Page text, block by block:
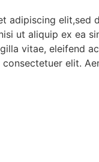
adipiscing elit,sed
ut aliquip ex ea
vitae, eleifend
elit.